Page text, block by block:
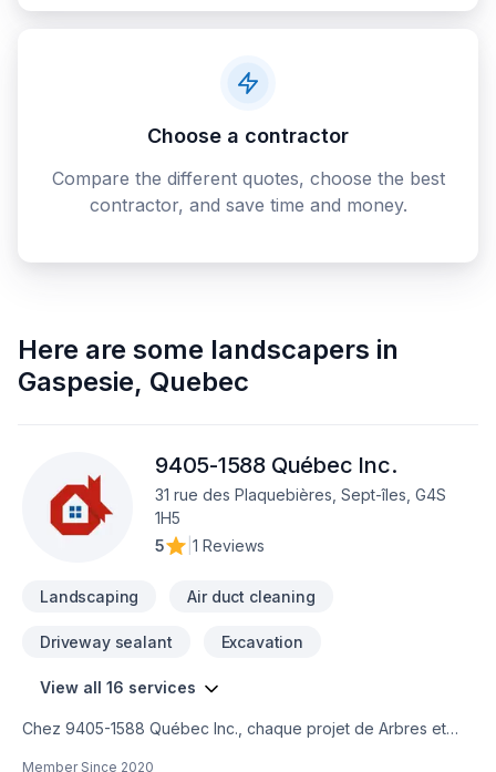
Choose a contractor
Compare the different quotes, choose the best
contractor, and save time and money.
Here are some landscapers in
Gaspesie, Quebec
9405-1588 Québec Inc.
31 rue des Plaquebières, Sept-îles, G4S
1H5
5
1 Reviews
Landscaping Air duct cleaning
Driveway sealant Excavation
View all 16 services
Chez 9405-1588 Québec Inc., chaque projet de Arbres et
Member Since 2020